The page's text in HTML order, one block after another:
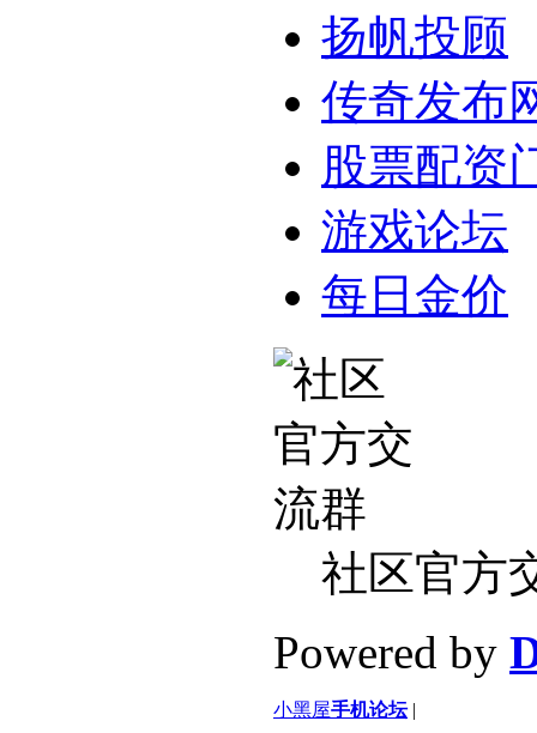
扬帆投顾
传奇发布
股票配资
游戏论坛
每日金价
社区官方
Powered by
小黑屋手机论坛 |